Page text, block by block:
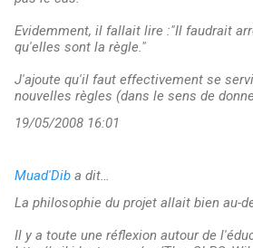
Evidemment, il fallait lire :"Il faudrait
qu'elles sont la règle."
J'ajoute qu'il faut effectivement se
nouvelles règles (dans le sens de
19/05/2008 16:01
Muad'Dib a dit…
La philosophie du projet allait bien au-
Il y a toute une réflexion autour de